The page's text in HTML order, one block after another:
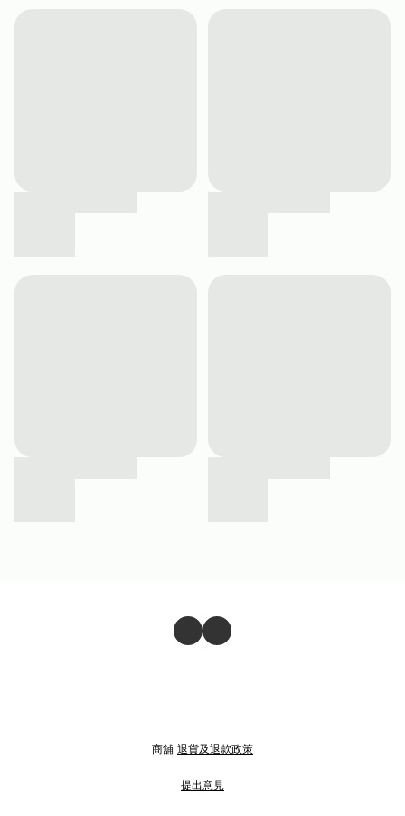
商舖 退貨及退款政策
提出意見